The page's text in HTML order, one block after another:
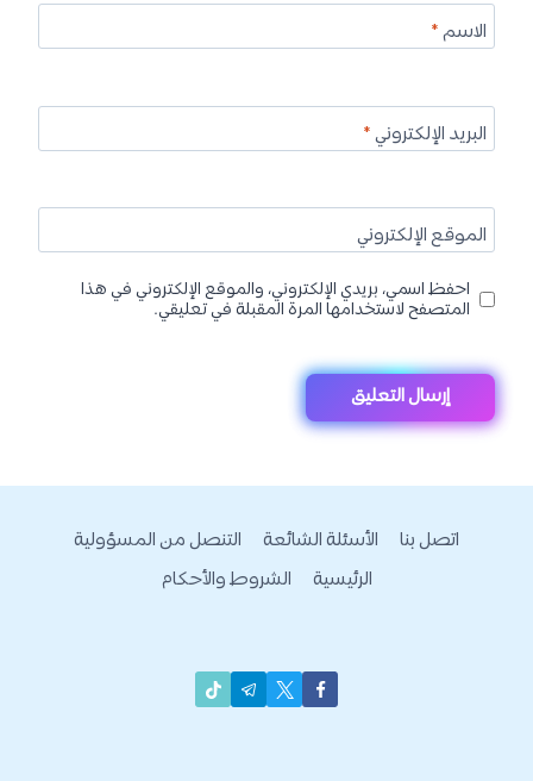
الاسم*
البريد الإلكتروني*
الموقع الإلكتروني
احفظ اسمي، بريدي الإلكتروني، والموقع الإلكتروني في هذا
المتصفح لاستخدامها المرة المقبلة في تعليقي.
اتصل بنا الأسئلة الشائعة
التنصل من المسؤولية
الرئيسية
الشروط والأحكام